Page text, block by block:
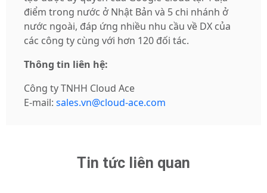
điểm trong nước ở Nhật Bản và 5 chi nhánh ở
nước ngoài, đáp ứng nhiều nhu cầu về DX của
các công ty cùng với hơn 120 đối tác.
Thông tin liên hệ:
Công ty TNHH Cloud Ace
E-mail:sales.vn@cloud-ace.com
Tin tức liên quan